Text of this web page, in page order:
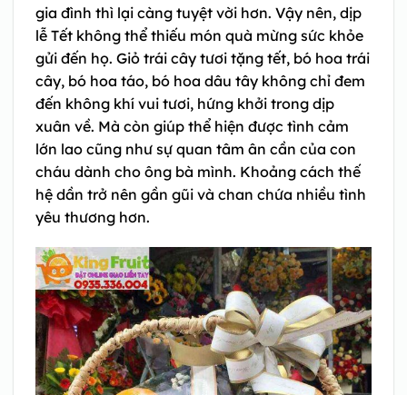
gia đình thì lại càng tuyệt vời hơn. Vậy nên, dịp
lễ Tết không thể thiếu món quà mừng sức khỏe
gửi đến họ. Giỏ trái cây tươi tặng tết, bó hoa trái
cây, bó hoa táo, bó hoa dâu tây không chỉ đem
đến không khí vui tươi, hứng khởi trong dịp
xuân về. Mà còn giúp thể hiện được tình cảm
lớn lao cũng như sự quan tâm ân cần của con
cháu dành cho ông bà mình. Khoảng cách thế
hệ dần trở nên gần gũi và chan chứa nhiều tình
yêu thương hơn.